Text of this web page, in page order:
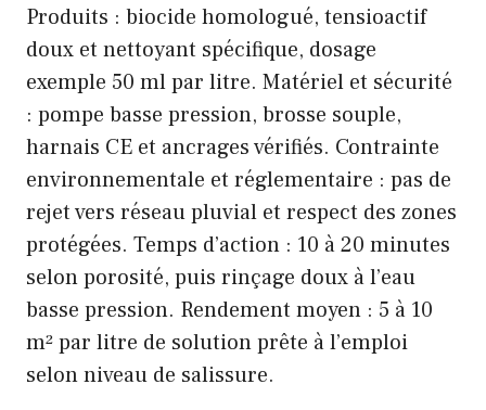
Produits : biocide homologué, tensioactif
doux et nettoyant spécifique, dosage
exemple 50 ml par litre. Matériel et sécurité
: pompe basse pression, brosse souple,
harnais CE et ancrages vérifiés. Contrainte
environnementale et réglementaire : pas de
rejet vers réseau pluvial et respect des zones
protégées. Temps d’action : 10 à 20 minutes
selon porosité, puis rinçage doux à l’eau
basse pression. Rendement moyen : 5 à 10
m² par litre de solution prête à l’emploi
selon niveau de salissure.